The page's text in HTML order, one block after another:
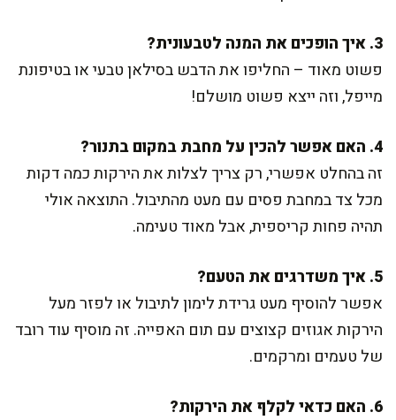
3. איך הופכים את המנה לטבעונית?
פשוט מאוד – החליפו את הדבש בסילאן טבעי או בטיפונת
מייפל, וזה ייצא פשוט מושלם!
4. האם אפשר להכין על מחבת במקום בתנור?
זה בהחלט אפשרי, רק צריך לצלות את הירקות כמה דקות
מכל צד במחבת פסים עם מעט מהתיבול. התוצאה אולי
תהיה פחות קריספית, אבל מאוד טעימה.
5. איך משדרגים את הטעם?
אפשר להוסיף מעט גרידת לימון לתיבול או לפזר מעל
הירקות אגוזים קצוצים עם תום האפייה. זה מוסיף עוד רובד
של טעמים ומרקמים.
6. האם כדאי לקלף את הירקות?